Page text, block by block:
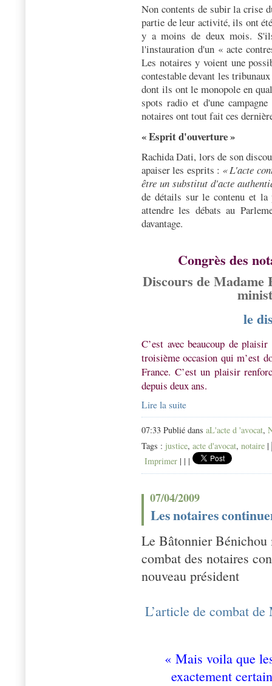
Non contents de subir la crise
partie de leur activité, ils ont
y a moins de deux mois.
l'instauration d'un « acte
Les notaires y voient une
contestable devant les
dont ils ont le monopole en
spots radio et d'une
notaires ont tout fait ces
« Esprit d'ouverture »
Rachida Dati, lors de son
apaiser les esprits : « L'acte
être un substitut d'acte
de détails sur le contenu et la
attendre les débats au
davantage.
Congrès des
Discours de Madame
le
C’est avec beaucoup de
troisième occasion qui m’est
France. C’est un plaisir
depuis deux ans.
Lire la suite
07:33 Publié dans aL'acte d 'avocat,
Tags : justice, acte d'avocat, notaire |
Imprimer | | |
07/04/2009
Les notaires
Le Bâtonnier Bénichou
combat des notaires
nouveau président
L’article de combat
« Mais voila que
exactement